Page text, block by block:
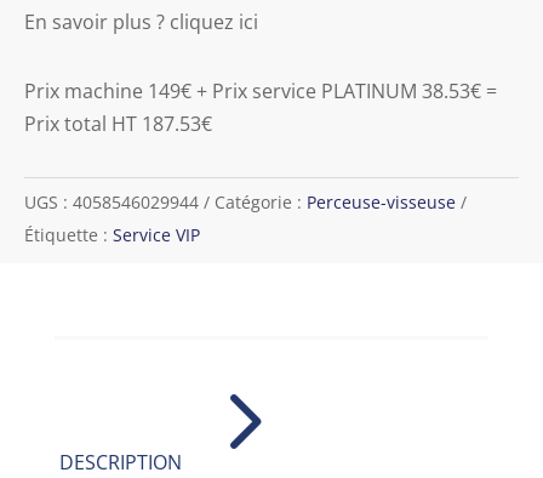
En savoir plus ? cliquez ici
Prix machine 149€ + Prix service PLATINUM 38.53€ =
Prix total HT 187.53€
UGS : 4058546029944 Catégorie : Perceuse-visseuse
Étiquette : Service VIP
DESCRIPTION 5